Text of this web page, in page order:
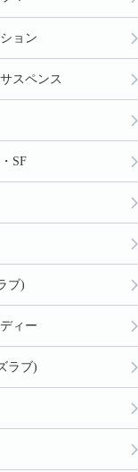
ョン
スペンス
SF
ブ)
ィー
ラブ)